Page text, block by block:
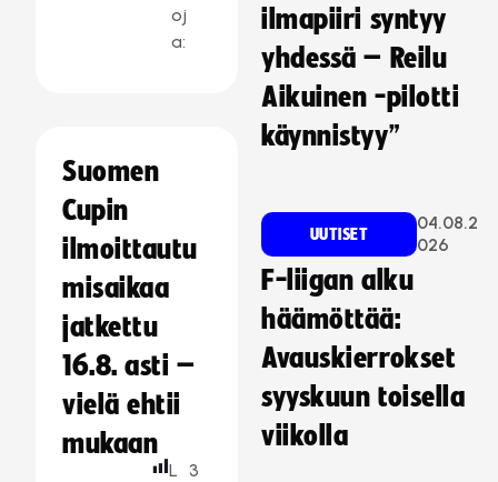
oj
a:
Suomen
Cupin
ilmoittautu
misaikaa
jatkettu
16.8. asti –
vielä ehtii
mukaan
L
3
ilmapiiri syntyy
yhdessä – Reilu
Aikuinen -pilotti
käynnistyy”
UUTISET
04.08.2
026
F-liigan alku
häämöttää:
Avauskierrokset
syyskuun toisella
viikolla